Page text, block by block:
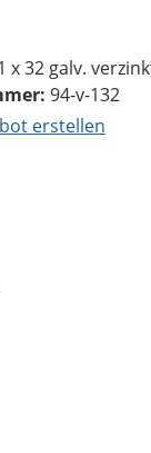
x 32 galv.
94-v-132
erstellen